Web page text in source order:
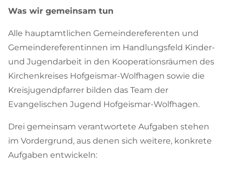
Was wir gemeinsam tun
Alle hauptamtlichen Gemeindereferenten und
Gemeindereferentinnen im Handlungsfeld Kinder-
und Jugendarbeit in den Kooperationsräumen des
Kirchenkreises Hofgeismar-Wolfhagen sowie die
Kreisjugendpfarrer bilden das Team der
Evangelischen Jugend Hofgeismar-Wolfhagen.
Drei gemeinsam verantwortete Aufgaben stehen
im Vordergrund, aus denen sich weitere, konkrete
Aufgaben entwickeln: